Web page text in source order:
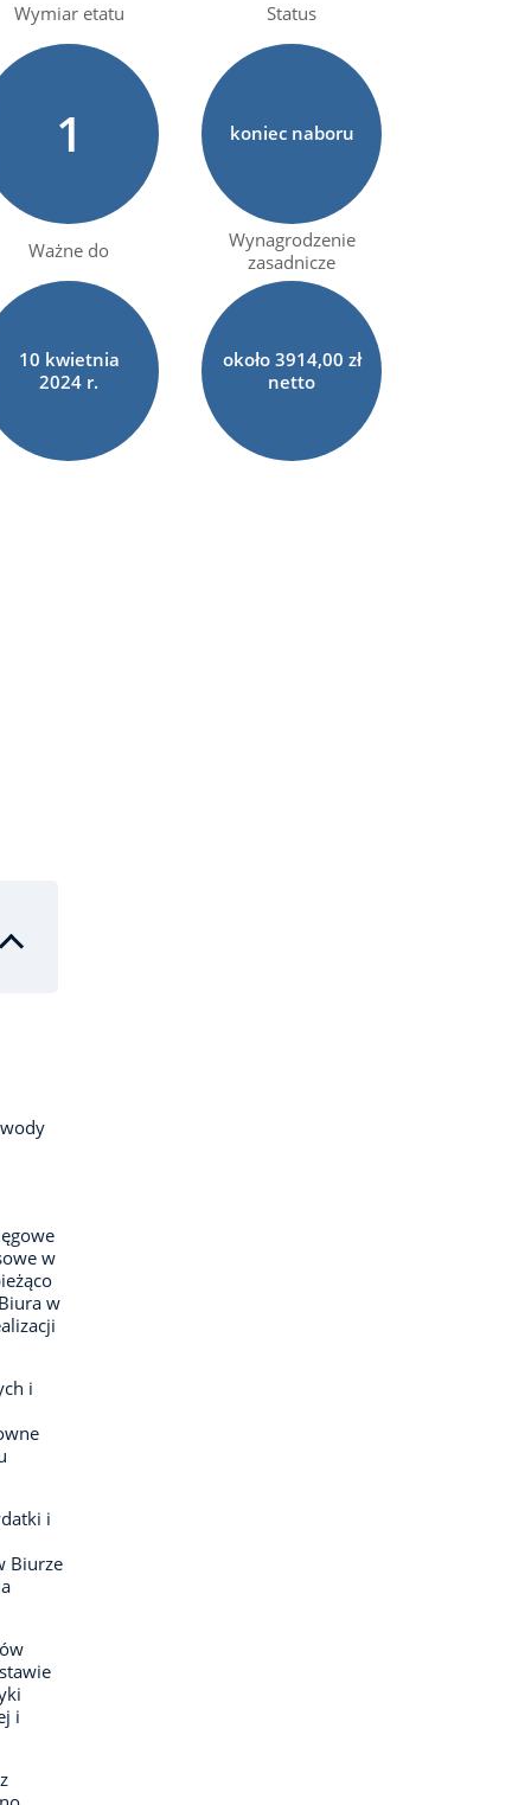
Wymiar etatu
1
Status
koniec naboru
Ważne do
10 kwietnia
2024 r.
Wynagrodzenie
zasadnicze
około 3914,00 zł
netto
w
w
i
i
Biurze
i